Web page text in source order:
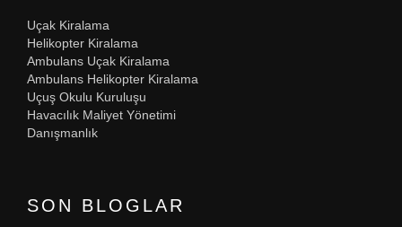
Uçak Kiralama
Helikopter Kiralama
Ambulans Uçak Kiralama
Ambulans Helikopter Kiralama
Uçuş Okulu Kuruluşu
Havacılık Maliyet Yönetimi
Danışmanlık
SON BLOGLAR